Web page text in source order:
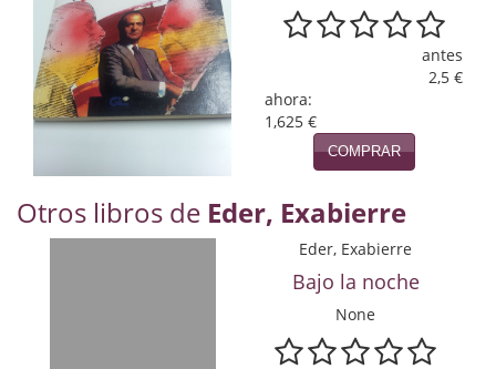
Novela Extranjera
Novela fantástica
Novela histórica
Novela romántica
antes
2,5 €
ahora:
1,625 €
COMPRAR
Otros libros de Eder, Exabierre
Eder, Exabierre
Bajo la noche
None